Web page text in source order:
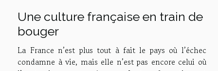
Une culture française en train de
bouger
La France n’est plus tout à fait le pays où l’échec
condamne à vie, mais elle n’est pas encore celui où